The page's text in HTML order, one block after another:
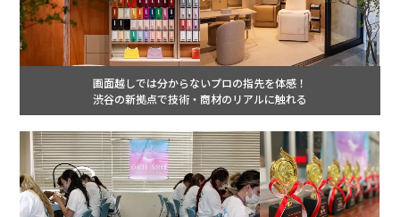
画面越しでは分からないプロの指先を体感！
渋谷の新拠点で技術・商材のリアルに触れる